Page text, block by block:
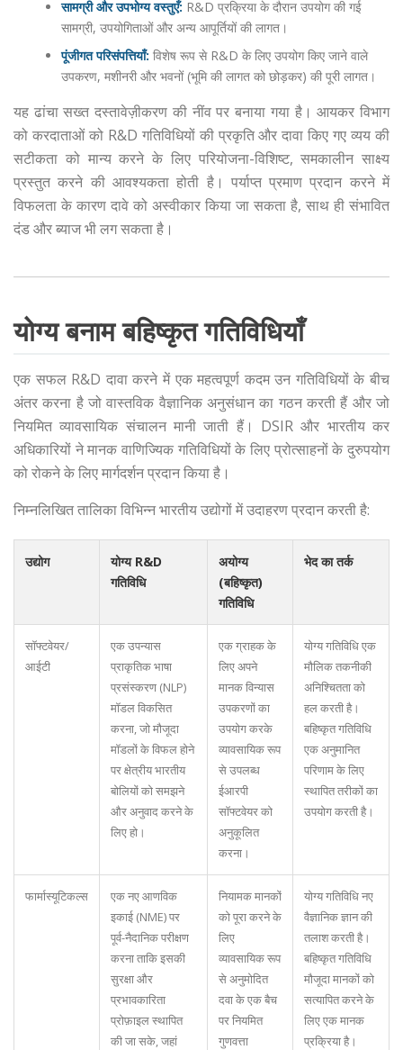
सामग्री और उपभोग्य वस्तुएँ: R&D प्रक्रिया के दौरान उपयोग की गई
सामग्री, उपयोगिताओं और अन्य आपूर्तियों की लागत।
पूंजीगत परिसंपत्तियाँ: विशेष रूप से R&D के लिए उपयोग किए जाने वाले
उपकरण, मशीनरी और भवनों (भूमि की लागत को छोड़कर) की पूरी लागत।
यह ढांचा सख्त दस्तावेज़ीकरण की नींव पर बनाया गया है। आयकर विभाग
को करदाताओं को R&D गतिविधियों की प्रकृति और दावा किए गए व्यय की
सटीकता को मान्य करने के लिए परियोजना-विशिष्ट, समकालीन साक्ष्य
प्रस्तुत करने की आवश्यकता होती है। पर्याप्त प्रमाण प्रदान करने में
विफलता के कारण दावे को अस्वीकार किया जा सकता है, साथ ही संभावित
दंड और ब्याज भी लग सकता है।
योग्य बनाम बहिष्कृत गतिविधियाँ
एक सफल R&D दावा करने में एक महत्वपूर्ण कदम उन गतिविधियों के बीच
अंतर करना है जो वास्तविक वैज्ञानिक अनुसंधान का गठन करती हैं और जो
नियमित व्यावसायिक संचालन मानी जाती हैं। DSIR और भारतीय कर
अधिकारियों ने मानक वाणिज्यिक गतिविधियों के लिए प्रोत्साहनों के दुरुपयोग
को रोकने के लिए मार्गदर्शन प्रदान किया है।
निम्नलिखित तालिका विभिन्न भारतीय उद्योगों में उदाहरण प्रदान करती है:
उद्योग
योग्य R&D
गतिविधि
अयोग्य
(बहिष्कृत)
गतिविधि
भेद का तर्क
सॉफ्टवेयर/
आईटी
एक उपन्यास
प्राकृतिक भाषा
प्रसंस्करण (NLP)
मॉडल विकसित
करना, जो मौजूदा
मॉडलों के विफल होने
पर क्षेत्रीय भारतीय
बोलियों को समझने
और अनुवाद करने के
लिए हो।
एक ग्राहक के
लिए अपने
मानक विन्यास
उपकरणों का
उपयोग करके
व्यावसायिक रूप
से उपलब्ध
ईआरपी
सॉफ्टवेयर को
अनुकूलित
करना।
योग्य गतिविधि एक
मौलिक तकनीकी
अनिश्चितता को
हल करती है।
बहिष्कृत गतिविधि
एक अनुमानित
परिणाम के लिए
स्थापित तरीकों का
उपयोग करती है।
फार्मास्यूटिकल्स
एक नए आणविक
इकाई (NME) पर
पूर्व-नैदानिक परीक्षण
करना ताकि इसकी
सुरक्षा और
प्रभावकारिता
प्रोफ़ाइल स्थापित
की जा सके, जहां
नियामक मानकों
को पूरा करने के
लिए
व्यावसायिक रूप
से अनुमोदित
दवा के एक बैच
पर नियमित
गुणवत्ता
योग्य गतिविधि नए
वैज्ञानिक ज्ञान की
तलाश करती है।
बहिष्कृत गतिविधि
मौजूदा मानकों को
सत्यापित करने के
लिए एक मानक
प्रक्रिया है।